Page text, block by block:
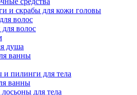
и скрабы для кожи головы
волос
волос
душа
ванны
и пилинги для тела
ванны
для тела